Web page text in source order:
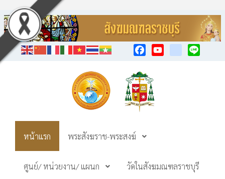
หน้าแรก พระสังฆราช-พระสงฆ์
ศูนย์/ หน่วยงาน/ แผนก วัดในสังฆมณฑลราชบุรี